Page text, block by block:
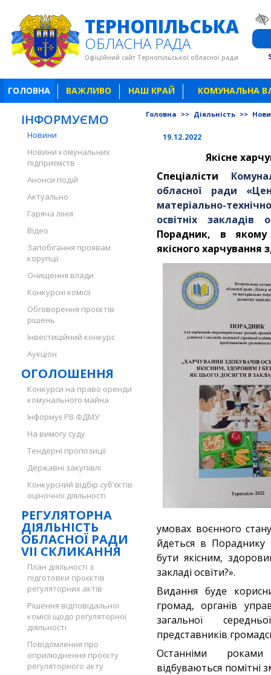
ТЕРНОПІЛЬСЬКА
ОБЛАСНА РАДА
Офіційний сайт Тернопільської обласної ради
ГОЛОВНА ВАЖЛИВО НАШ КРАЙ КОМУНАЛЬНА
ІНФОРМУЄМО
Новини
Новини комунальних
підприємств
Анонси подій
Актуально
Гаряча лінія
Відео
Запобігання проявам
корупції
Очищення влади
Конкурсні комісії
Обговорення проєктів
рішень
Інвестиційний конкурс
Аукціон
ОГОЛОШЕННЯ
Конкурси на право оренди
комунального майна
Інформує РВ ФДМУ
На вимогу суду
Тендерні пропозиції
Державні закупівлі
Конкурсний відбір суб’єктів
оціночної діяльності
РЕГУЛЯТОРНА
ДІЯЛЬНІСТЬ
ОБЛАСНОЇ РАДИ
VII СКЛИКАННЯ
План діяльності з
підготовки проєктів
регуляторних актів
Рішення відповідальної
комісії щодо регуляторної
діяльності
Повідомлення про
оприлюднення проєкту
регуляторного акту
Головна >> Діяльність >>
19.12.2022
Якісне
Спеціалісти
обласної ради
матеріально-
освітніх закладів
Порадник, в якому
якісного харчування
умовах воєнного
йдеться в Пораднику
бути якісним,
закладі освіти?».
Видання буде
громад, органів
загальної
представників
Останніми
відбуваються помітні